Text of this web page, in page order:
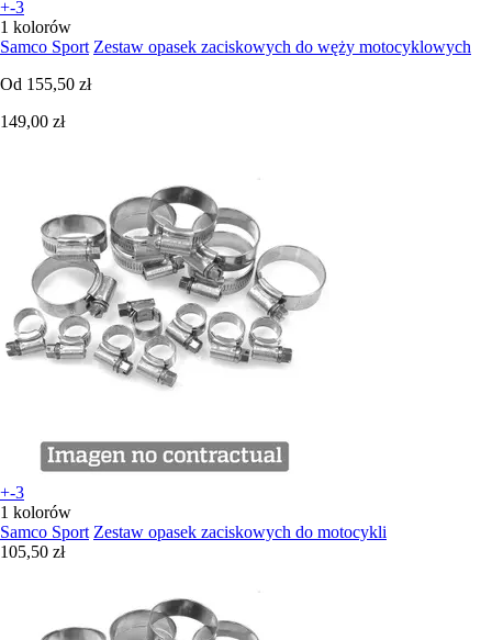
+-3
1 kolorów
Samco Sport Zestaw opasek zaciskowych do węży motocyklowych
Od 155,50 zł
149,00 zł
+-3
1 kolorów
Samco Sport Zestaw opasek zaciskowych do motocykli
105,50 zł